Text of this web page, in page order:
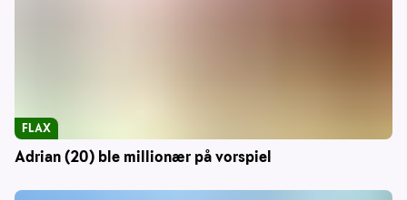
Adrian (20) ble millionær på vorspiel
FLAX